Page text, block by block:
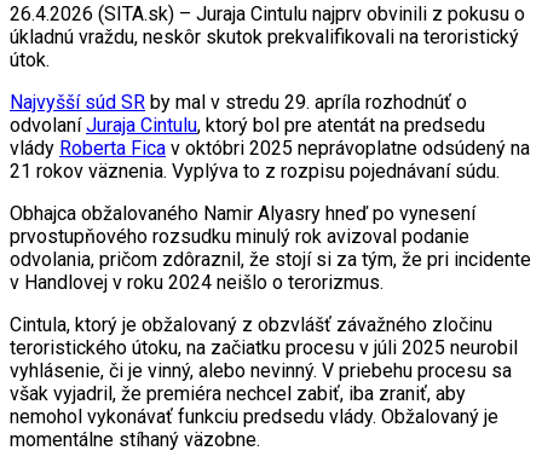
26.4.2026 (SITA.sk) – Juraja Cintulu najprv obvinili z pokusu o
úkladnú vraždu, neskôr skutok prekvalifikovali na teroristický
útok.
Najvyšší súd SR by mal v stredu 29. apríla rozhodnúť o
odvolaníJuraja Cintulu, ktorý bol pre atentát na predsedu
vlády Roberta Fica v októbri 2025 neprávoplatne odsúdený na
21 rokov väznenia. Vyplýva to z rozpisu pojednávaní súdu.
Obhajca obžalovaného Namir Alyasry hneď po vynesení
prvostupňového rozsudku minulý rok avizoval podanie
odvolania, pričom zdôraznil, že stojí si za tým, že pri incidente
v Handlovej v roku 2024 neišlo o terorizmus.
Cintula, ktorý je obžalovaný z obzvlášť závažného zločinu
teroristického útoku, na začiatku procesu v júli 2025 neurobil
vyhlásenie, či je vinný, alebo nevinný. V priebehu procesu sa
však vyjadril, že premiéra nechcel zabiť, iba zraniť, aby
nemohol vykonávať funkciu predsedu vlády. Obžalovaný je
momentálne stíhaný väzobne.